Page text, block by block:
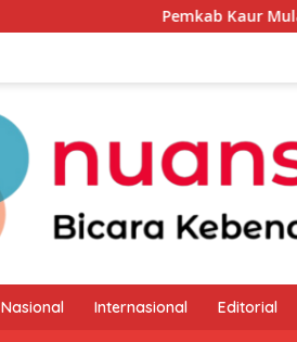
Pemkab Kaur Mulai Petakan
Nasional Internasional Editorial